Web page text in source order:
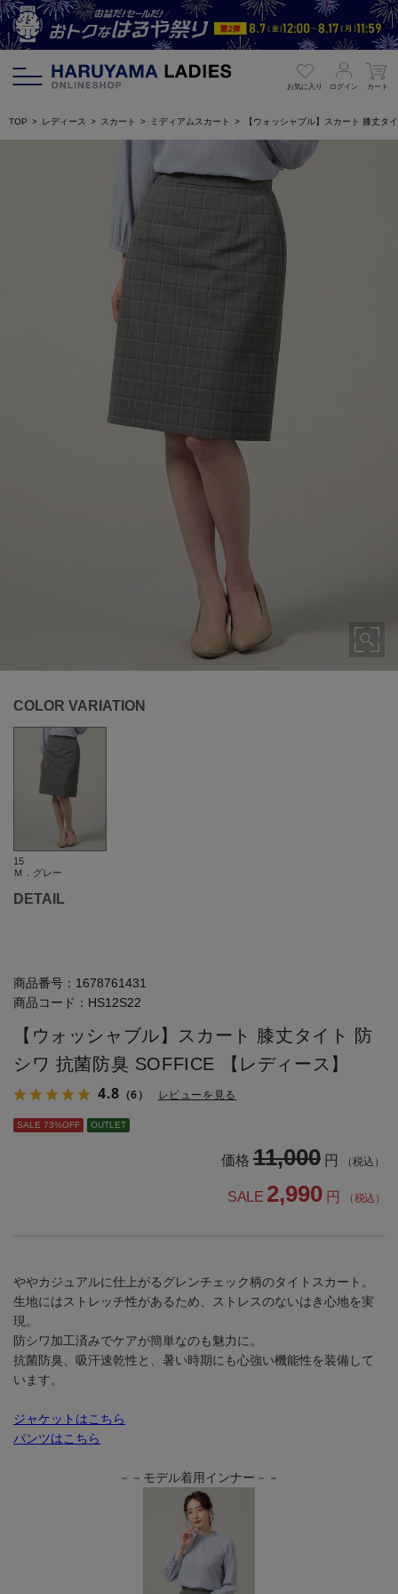
お気に入り ログイン カート
TOP レディース スカート ミディアムスカート 【ウォッシャブル】スカート 膝丈タ
COLOR VARIATION
15
Ｍ．グレー
DETAIL
商品番号： 1678761431
商品コード： HS12S22
【ウォッシャブル】スカート 膝丈タイト 防
シワ 抗菌防臭 SOFFICE 【レディース】
4.8 （6） レビューを見る
SALE 73%OFF OUTLET
価格 11,000 円 （税込）
SALE 2,990 円 （税込）
ややカジュアルに仕上がるグレンチェック柄のタイトスカート。
生地にはストレッチ性があるため、ストレスのないはき心地を実
現。
防シワ加工済みでケアが簡単なのも魅力に。
抗菌防臭、吸汗速乾性と、暑い時期にも心強い機能性を装備して
います。
ジャケットはこちら
パンツはこちら
－－モデル着用インナー－－